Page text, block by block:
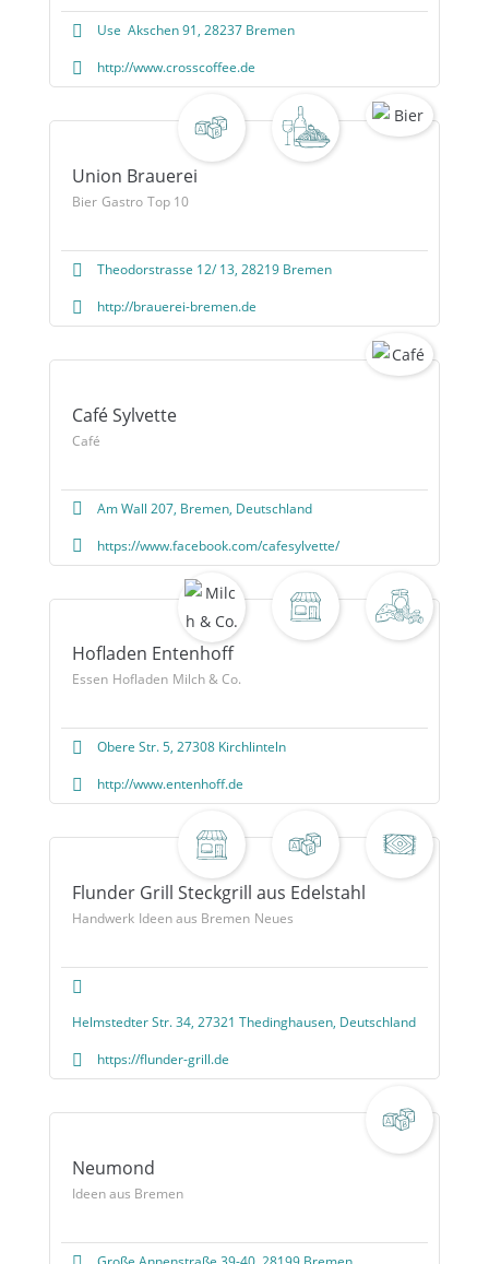
Use Akschen 91, 28237 Bremen
http://www.crosscoffee.de
Union Brauerei
Bier Gastro Top 10
Theodorstrasse 12/ 13, 28219 Bremen
http://brauerei-bremen.de
Café Sylvette
Café
Am Wall 207, Bremen, Deutschland
https://www.facebook.com/cafesylvette/
Hofladen Entenhoff
Essen Hofladen Milch & Co.
Obere Str. 5, 27308 Kirchlinteln
http://www.entenhoff.de
Flunder Grill Steckgrill aus Edelstahl
Handwerk Ideen aus Bremen Neues
Helmstedter Str. 34, 27321 Thedinghausen, Deutschland
https://flunder-grill.de
Neumond
Ideen aus Bremen